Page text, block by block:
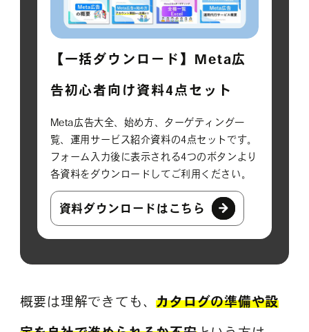
【一括ダウンロード】Meta広
告初心者向け資料4点セット
Meta広告大全、始め方、ターゲティング一
覧、運用サービス紹介資料の4点セットです。
フォーム入力後に表示される4つのボタンより
各資料をダウンロードしてご利用ください。
資料ダウンロードはこちら
概要は理解できても、カタログの準備や設